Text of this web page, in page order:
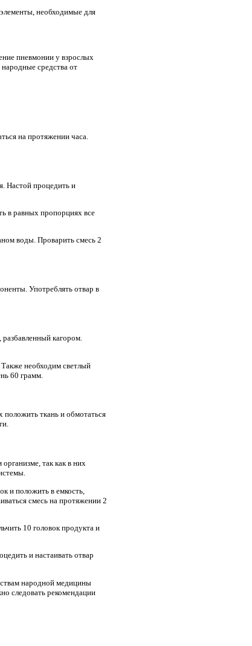
необходимые для
пневмонии у взрослых
средства от
на протяжении часа.
Настой процедить и
в равных пропорциях все
воды. Проварить смесь 2
Употреблять отвар в
кагором.
необходим светлый
60 грамм.
ткань и обмотаться
так как в них
и положить в емкость,
смесь на протяжении 2
10 головок продукта и
и настаивать отвар
народной медицины
следовать рекомендации